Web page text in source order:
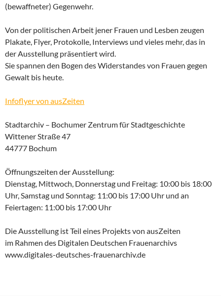
(bewaffneter) Gegenwehr.
Von der politischen Arbeit jener Frauen und Lesben zeugen
Plakate, Flyer, Protokolle, Interviews und vieles mehr, das in
der Ausstellung präsentiert wird.
Sie spannen den Bogen des Widerstandes von Frauen gegen
Gewalt bis heute.
Infoflyer von ausZeiten
Stadtarchiv – Bochumer Zentrum für Stadtgeschichte
Wittener Straße 47
44777 Bochum
Öffnungszeiten der Ausstellung:
Dienstag, Mittwoch, Donnerstag und Freitag: 10:00 bis 18:00
Uhr, Samstag und Sonntag: 11:00 bis 17:00 Uhr und an
Feiertagen: 11:00 bis 17:00 Uhr
Die Ausstellung ist Teil eines Projekts von ausZeiten
im Rahmen des Digitalen Deutschen Frauenarchivs
www.digitales-deutsches-frauenarchiv.de